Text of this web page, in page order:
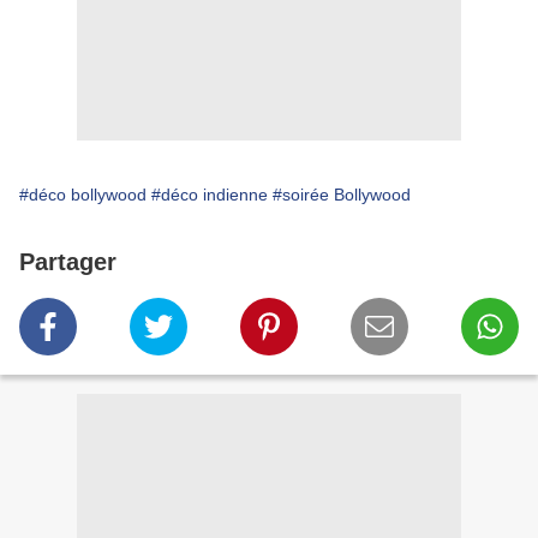
#déco bollywood #déco indienne #soirée Bollywood
Partager